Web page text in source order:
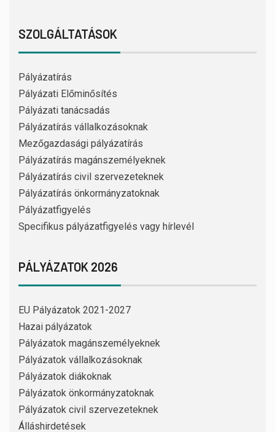
SZOLGÁLTATÁSOK
Pályázatírás
Pályázati Előminősítés
Pályázati tanácsadás
Pályázatírás vállalkozásoknak
Mezőgazdasági pályázatírás
Pályázatírás magánszemélyeknek
Pályázatírás civil szervezeteknek
Pályázatírás önkormányzatoknak
Pályázatfigyelés
Specifikus pályázatfigyelés vagy hírlevél
PÁLYÁZATOK 2026
EU Pályázatok 2021-2027
Hazai pályázatok
Pályázatok magánszemélyeknek
Pályázatok vállalkozásoknak
Pályázatok diákoknak
Pályázatok önkormányzatoknak
Pályázatok civil szervezeteknek
Álláshirdetések